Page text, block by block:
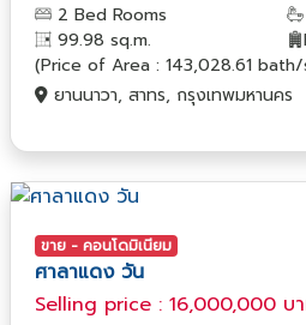
2 Bed Rooms
99.98 sq.m.
(Price of Area : 143,028.61 bath/
ยานนาวา, สาทร, กรุงเทพมหานคร
ขาย - คอนโดมิเนียม
ศาลาแดง วัน
Selling price : 16,000,000 บ